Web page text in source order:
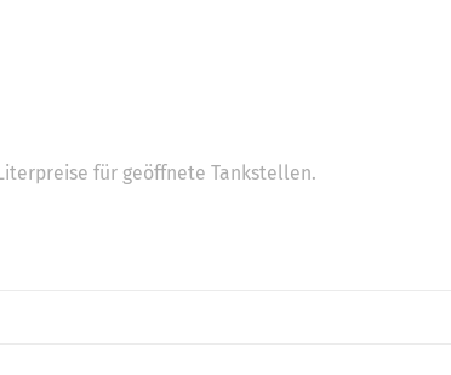
für geöffnete Tankstellen.